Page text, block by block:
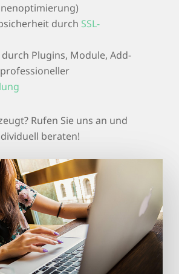
durch SSL-
Plugins, Module, Add-
Rufen Sie uns an und
beraten!